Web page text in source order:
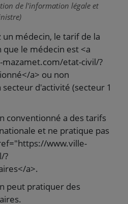
de l'information légale et
médecin, le tarif de la
le médecin est <a
etat-civil/?
a> ou non
d'activité (secteur 1
conventionné a des tarifs
et ne pratique pas
www.ville-
?
a>.
peut pratiquer des